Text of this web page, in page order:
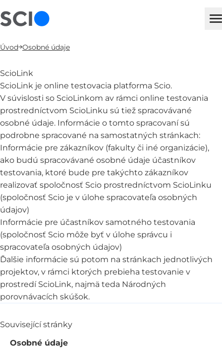
Úvod Osobné údaje
ScioLink
ScioLink je online testovacia platforma Scio.
V súvislosti so ScioLinkom av rámci online testovania
prostredníctvom ScioLinku sú tiež spracovávané
osobné údaje. Informácie o tomto spracovaní sú
podrobne spracované na samostatných stránkach:
Informácie pre zákazníkov (fakulty či iné organizácie),
ako budú spracovávané osobné údaje účastníkov
testovania, ktoré bude pre takýchto zákazníkov
realizovať spoločnosť Scio prostredníctvom ScioLinku
(spoločnosť Scio je v úlohe spracovateľa osobných
údajov)
Informácie pre účastníkov samotného testovania
(spoločnosť Scio môže byť v úlohe správcu i
spracovateľa osobných údajov)
Ďalšie informácie sú potom na stránkach jednotlivých
projektov, v rámci ktorých prebieha testovanie v
prostredí ScioLink, najmä teda Národných
porovnávacích skúšok.
Související stránky
Osobné údaje